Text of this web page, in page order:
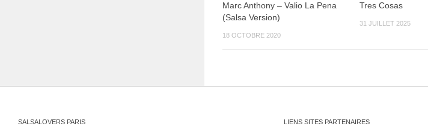
Marc Anthony – Valio La Pena
(Salsa Version)
18 OCTOBRE 2020
Tres Cosas
31 JUILLET 2025
SALSALOVERS PARIS LIENS SITES PARTENAIRES